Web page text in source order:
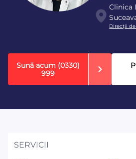
Clinica
Direcţii
Sună acum (0330)
999
SERVICII